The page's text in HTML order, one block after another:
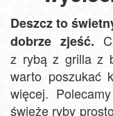
Deszcz to
dobrze zjeść.
z rybą z grilla z
warto poszukać
więcej.
świeże ryby